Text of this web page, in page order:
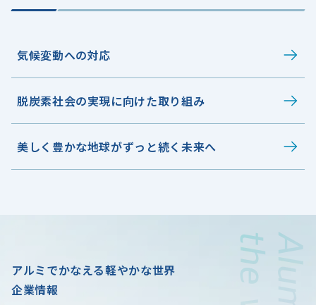
気候変動への対応
脱炭素社会の実現に向けた取り組み
美しく豊かな地球がずっと続く未来へ
アルミでかなえる軽やかな世界
企業情報